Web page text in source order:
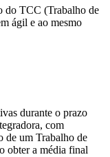
do TCC (Trabalho de
ágil e ao mesmo
durante o prazo
com
de um Trabalho de
obter a média final